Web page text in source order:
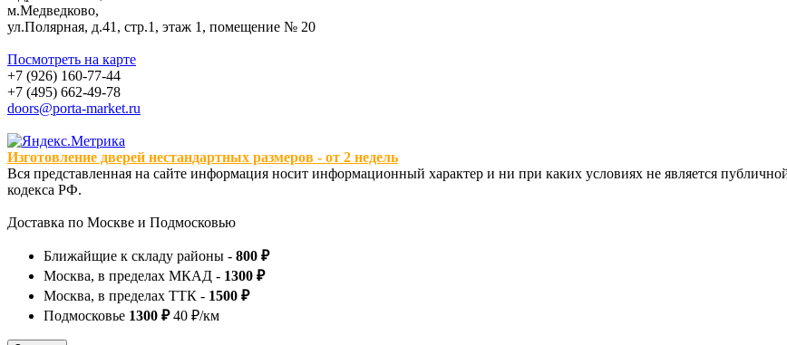
м.Медведково,
ул.Полярная, д.41, стр.1, этаж 1, помещение № 20
Посмотреть на карте
+7 (926) 160-77-44
+7 (495) 662-49-78
doors@porta-market.ru
Изготовление дверей нестандартных размеров - от 2 недель
Вся представленная на сайте информация носит информационный характер и ни при каких условиях не является
кодекса РФ.
Доставка по Москве и Подмосковью
Ближайщие к складу районы - 800 ₽
Москва, в пределах МКАД - 1300 ₽
Москва, в пределах ТТК - 1500 ₽
Подмосковье 1300 ₽40 ₽/км